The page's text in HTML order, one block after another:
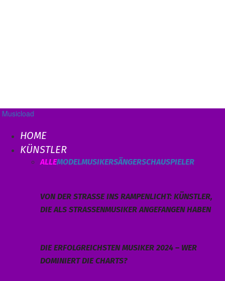
Musicload
HOME
KÜNSTLER
ALLEMODELMUSIKERSÄNGERSCHAUSPIELER
VON DER STRASSE INS RAMPENLICHT: KÜNSTLER, D
IE ALS STRASSENMUSIKER ANGEFANGEN HABEN
DIE ERFOLGREICHSTEN MUSIKER 2024 – WER
DOMINIERT DIE CHARTS?